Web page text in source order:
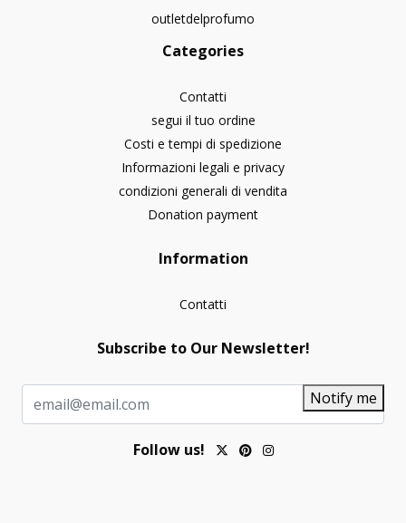
outletdelprofumo
Categories
Contatti
segui il tuo ordine
Costi e tempi di spedizione
Informazioni legali e privacy
condizioni generali di vendita
Donation payment
Information
Contatti
Subscribe to Our Newsletter!
Notify me
Follow us!